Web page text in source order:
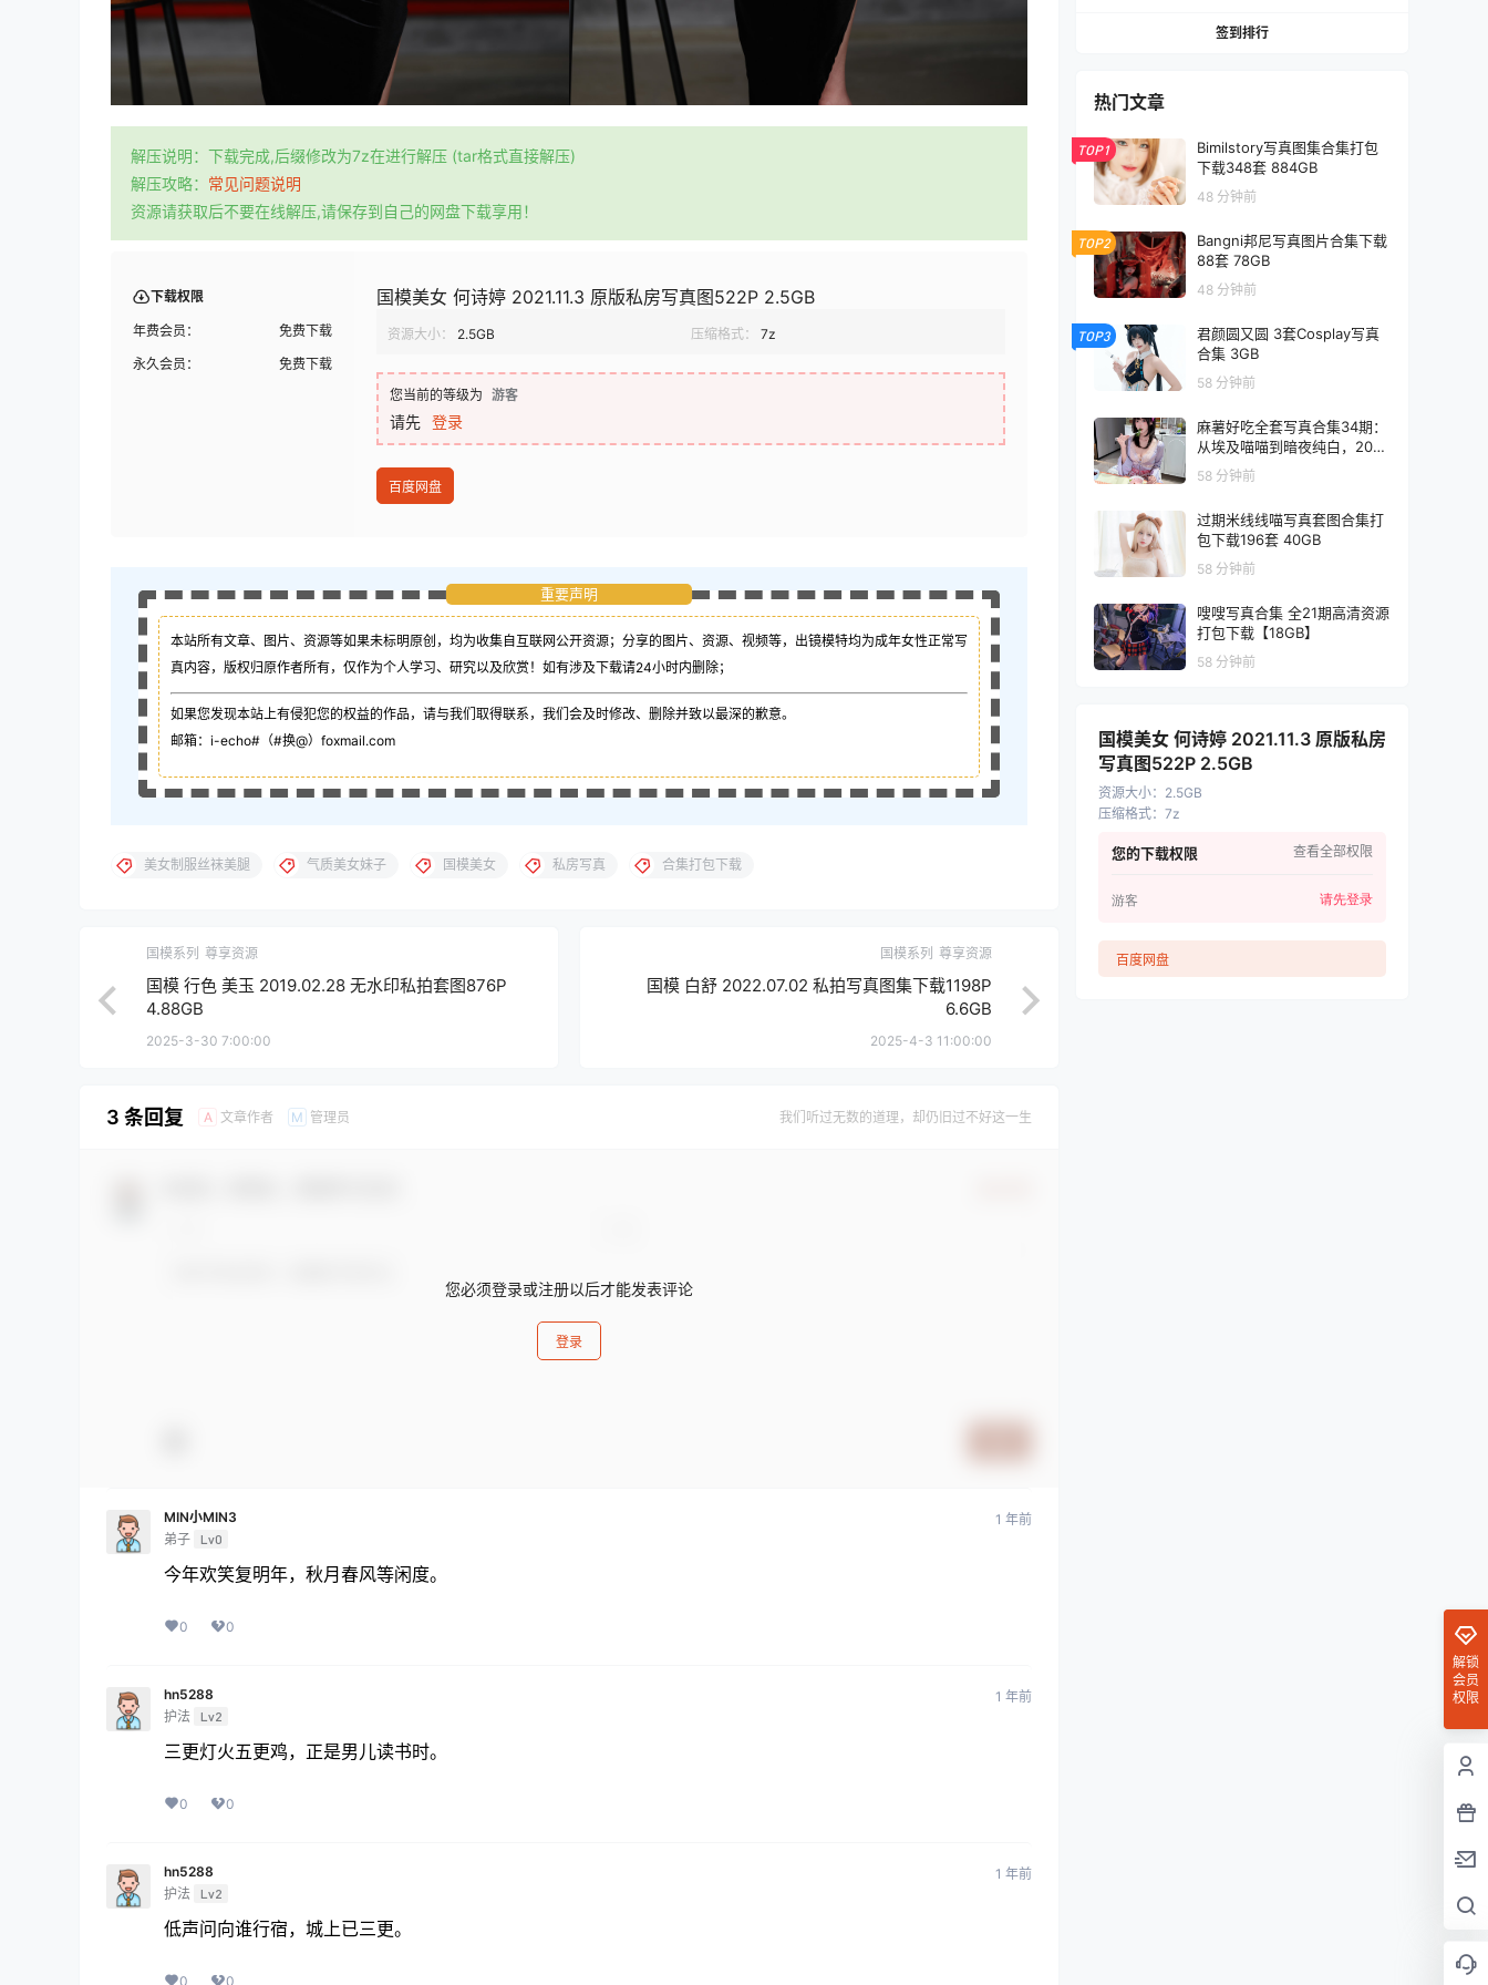
解压说明：下载完成,后缀修改为7z在进行解压 (tar格式直接解压)
解压攻略： 常见问题说明
资源请获取后不要在线解压,请保存到自己的网盘下载享用！
下载权限
年费会员：
免费下载
永久会员：
免费下载
国模美女 何诗婷 2021.11.3 原版私房写真图522P 2.5GB
资源大小： 2.5GB 压缩格式： 7z
您当前的等级为 游客
请先 登录
百度网盘
重要声明
本站所有文章、图片、资源等如果未标明原创，均为收集自互联网公开资源； 分享的图片、资源、视频等，出镜模特均为成年女性正常写
真内容，版权归原作者所有，仅作为个人学习、研究以及欣赏！如有涉及下载请24小时内删除；
如果您发现本站上有侵犯您的权益的作品，请与我们取得联系，我们会及时修改、删除并致以最深的歉意。
邮箱：i-echo#（#换@）foxmail.com
美女制服丝袜美腿 气质美女妹子 国模美女 私房写真 合集打包下载
国模系列 尊享资源
国模 行色 美玉 2019.02.28 无水印私拍套图876P
4.88GB
2025-3-30 7:00:00
国模系列 尊享资源
国模 白舒 2022.07.02 私拍写真图集下载1198P
6.6GB
2025-4-3 11:00:00
3 条回复 A 文章作者 M 管理员 我们听过无数的道理，却仍旧过不好这一生
您必须登录或注册以后才能发表评论
登录
MIN小MIN3
弟子 Lv0
1 年前
今年欢笑复明年，秋月春风等闲度。
0 0
hn5288
护法 Lv2
1 年前
三更灯火五更鸡，正是男儿读书时。
0 0
hn5288
护法 Lv2
1 年前
低声问向谁行宿，城上已三更。
0 0
签到排行
热门文章
TOP1
Bimilstory写真图集合集打包
下载348套 884GB
48 分钟前
TOP2
Bangni邦尼写真图片合集下载
88套 78GB
48 分钟前
TOP3
君颜圆又圆 3套Cosplay写真
合集 3GB
58 分钟前
麻薯好吃全套写真合集34期：
从埃及喵喵到暗夜纯白，20G
超高清直出！
58 分钟前
过期米线线喵写真套图合集打
包下载196套 40GB
58 分钟前
嗖嗖写真合集 全21期高清资源
打包下载【18GB】
58 分钟前
国模美女 何诗婷 2021.11.3 原版私房
写真图522P 2.5GB
资源大小： 2.5GB
压缩格式： 7z
您的下载权限 查看全部权限
游客 请先登录
百度网盘
解锁
会员
权限